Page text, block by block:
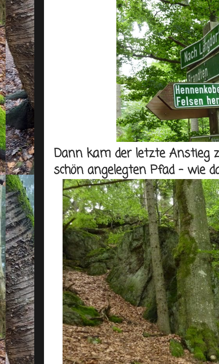
Dann kam der letzte Anstieg
schön angelegten Pfad - wie